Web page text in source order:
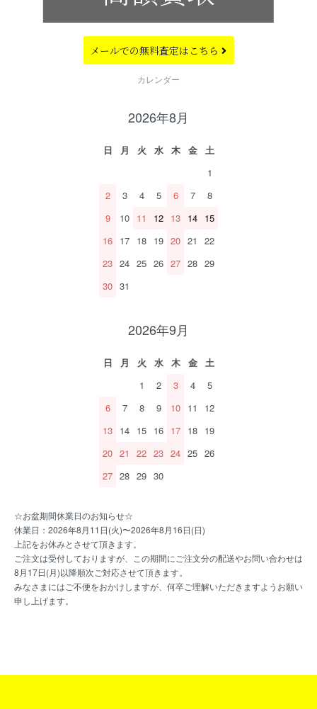
メールでの無料査定はこちら
CALENDAR
カレンダー
2026年8月
日 月 火 水 木 金
土
1
2
3 4 5 6 7
8
9
10 11 12 13 14 15
16 17 18 19 20 21
22
23 24 25 26 27 28 29
30 31
2026年9月
日 月 火 水 木 金
土
1
2 3 4
5
6
7 8 9 10 11
12
13 14 15 16 17 18 19
20 21 22 23 24 25 26
27 28 29 30
☆お盆期間休業日のお知らせ☆
休業日：2026年8月11日(火)〜2026年8月16日(日)
上記をお休みとさせて頂きます。
ご注文は受付しておりますが、この期間にご注文分の配送やお問い合わせは
8月17日(月)以降順次ご対応させて頂きます。
みなさまにはご不便をおかけしますが、何卒ご理解いただきますようお願い
申し上げます。